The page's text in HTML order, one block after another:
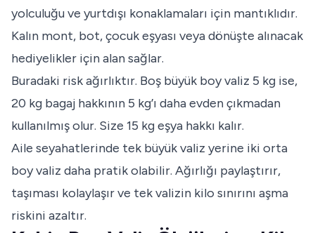
yolculuğu ve yurtdışı konaklamaları için mantıklıdır.
Kalın mont, bot, çocuk eşyası veya dönüşte alınacak
hediyelikler için alan sağlar.
Buradaki risk ağırlıktır. Boş büyük boy valiz 5 kg ise,
20 kg bagaj hakkının 5 kg’ı daha evden çıkmadan
kullanılmış olur. Size 15 kg eşya hakkı kalır.
Aile seyahatlerinde tek büyük valiz yerine iki orta
boy valiz daha pratik olabilir. Ağırlığı paylaştırır,
taşıması kolaylaşır ve tek valizin kilo sınırını aşma
riskini azaltır.